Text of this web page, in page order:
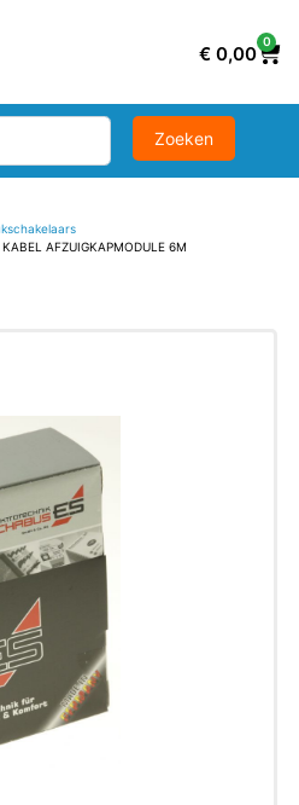
€ 0,00
0
AFZUIGKAPMODULE 6M